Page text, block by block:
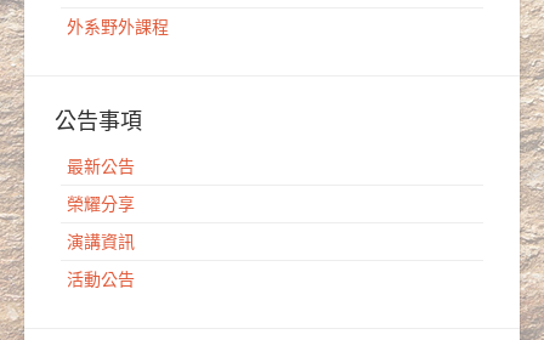
外系野外課程
公告事項
最新公告
榮耀分享
演講資訊
活動公告